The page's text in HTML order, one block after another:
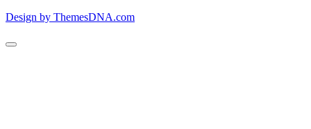
Design by ThemesDNA.com
Scroll